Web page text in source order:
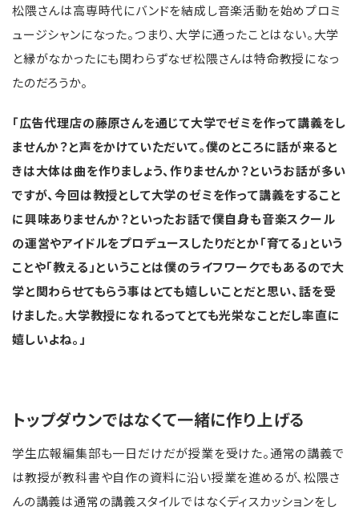
松隈さんは高専時代にバンドを結成し音楽活動を始めプロミ
ュージシャンになった。つまり、大学に通ったことはない。大学
と縁がなかったにも関わらずなぜ松隈さんは特命教授になっ
たのだろうか。
「広告代理店の藤原さんを通じて大学でゼミを作って講義をし
ませんか？と声をかけていただいて。僕のところに話が来ると
きは大体は曲を作りましょう、作りませんか？というお話が多い
ですが、今回は教授として大学のゼミを作って講義をすること
に興味ありませんか？といったお話で僕自身も音楽スクール
の運営やアイドルをプロデュースしたりだとか「育てる」という
ことや「教える」ということは僕のライフワークでもあるので大
学と関わらせてもらう事はとても嬉しいことだと思い、話を受
けました。大学教授になれるってとても光栄なことだし率直に
嬉しいよね。」
トップダウンではなくて一緒に作り上げる
学生広報編集部も一日だけだが授業を受けた。通常の講義で
は教授が教科書や自作の資料に沿い授業を進めるが、松隈さ
んの講義は通常の講義スタイルではなくディスカッションをし